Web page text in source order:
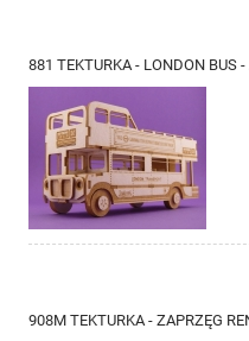
881 TEKTURKA - LONDON BUS
908M TEKTURKA - ZAPRZĘG